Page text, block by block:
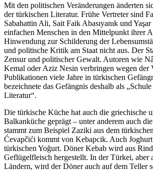
Mit den politischen Veränderungen änderten
der türkischen Literatur. Frühe Vertreter sind
Sabahattin Ali, Sait Faik Abasıyanık und
einfachen Menschen in den Mittelpunkt ihrer
Hinwendung zur Schilderung der
und politische Kritik am Staat nicht aus. Der
Zensur und politischer Gewalt. Autoren wie
Kemal oder Aziz Nesin verbringen wegen der
Publikationen viele Jahre in türkischen
bezeichnete das Gefängnis deshalb als
Literatur“.
Die türkische Küche hat auch die griechische
Balkanküche geprägt – unter anderem auch
stammt zum Beispiel Zaziki aus dem
Ćevapčići kommt von Kebapcik. Auch
türkischen Yoğurt. Döner Kebab wird aus
Geflügelfleisch hergestellt. In der Türkei, aber
Ländern, wird der Döner auch auf dem Teller